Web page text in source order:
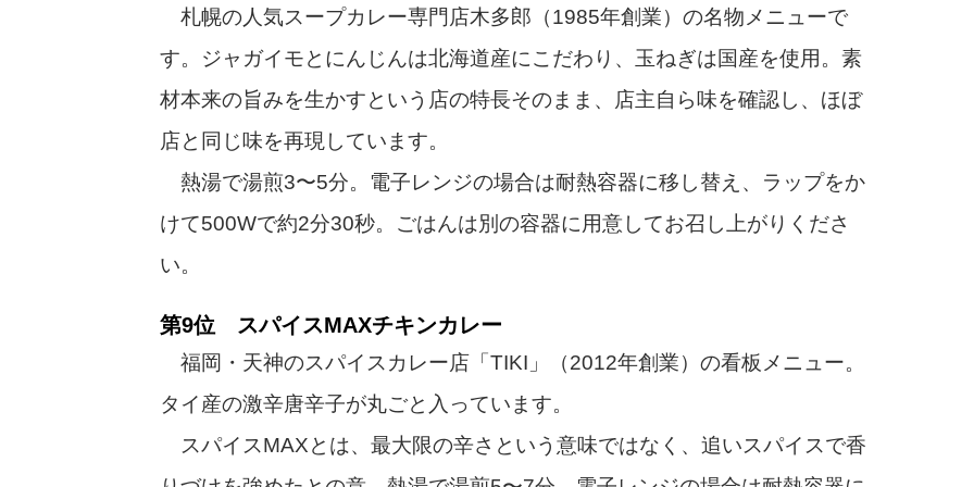
札幌の人気スープカレー専門店木多郎（1985年創業）の名物メニューで
す。ジャガイモとにんじんは北海道産にこだわり、玉ねぎは国産を使用。素
材本来の旨みを生かすという店の特長そのまま、店主自ら味を確認し、ほぼ
店と同じ味を再現しています。
熱湯で湯煎3〜5分。電子レンジの場合は耐熱容器に移し替え、ラップをか
けて500Wで約2分30秒。ごはんは別の容器に用意してお召し上がりくださ
い。
第9位 スパイスMAXチキンカレー
福岡・天神のスパイスカレー店「TIKI」（2012年創業）の看板メニュー。
タイ産の激辛唐辛子が丸ごと入っています。
スパイスMAXとは、最大限の辛さという意味ではなく、追いスパイスで香